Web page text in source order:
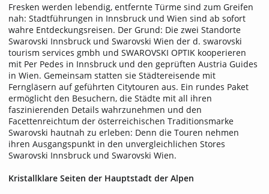
Fresken werden lebendig, entfernte Türme sind zum Greifen
nah: Stadtführungen in Innsbruck und Wien sind ab sofort
wahre Entdeckungsreisen. Der Grund: Die zwei Standorte
Swarovski Innsbruck und Swarovski Wien der d. swarovski
tourism services gmbh und SWAROVSKI OPTIK kooperieren
mit Per Pedes in Innsbruck und den geprüften Austria Guides
in Wien. Gemeinsam statten sie Städtereisende mit
Ferngläsern auf geführten Citytouren aus. Ein rundes Paket
ermöglicht den Besuchern, die Städte mit all ihren
faszinierenden Details wahrzunehmen und den
Facettenreichtum der österreichischen Traditionsmarke
Swarovski hautnah zu erleben: Denn die Touren nehmen
ihren Ausgangspunkt in den unvergleichlichen Stores
Swarovski Innsbruck und Swarovski Wien.
Kristallklare Seiten der Hauptstadt der Alpen